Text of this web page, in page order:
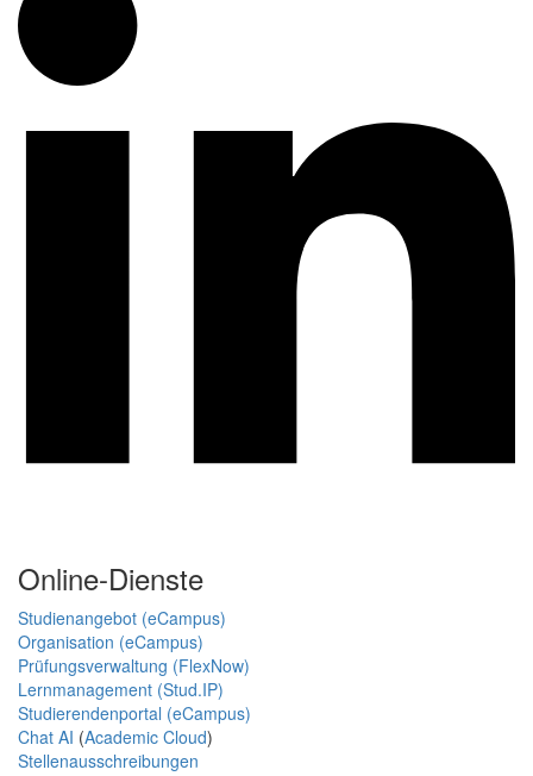
Online-Dienste
Studienangebot (eCampus)
Organisation (eCampus)
Prüfungsverwaltung (FlexNow)
Lernmanagement (Stud.IP)
Studierendenportal (eCampus)
Chat AI (Academic Cloud)
Stellenausschreibungen